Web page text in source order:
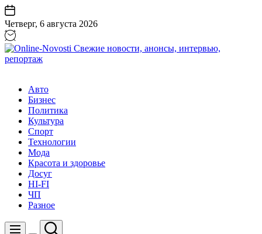
Перейти
к
содержанию
Четверг, 6 августа 2026
Свежие
новости,
анонсы,
интервью,
репортаж
Авто
Бизнес
Политика
Культура
Спорт
Технологии
Мода
Красота и здоровье
Досуг
HI-FI
ЧП
Разное
Меню
Поиск